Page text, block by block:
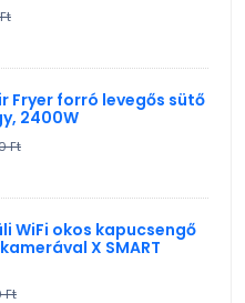
Fryer forró levegős sütő
2400W
Ft
WiFi okos kapucsengő
X SMART
Ft